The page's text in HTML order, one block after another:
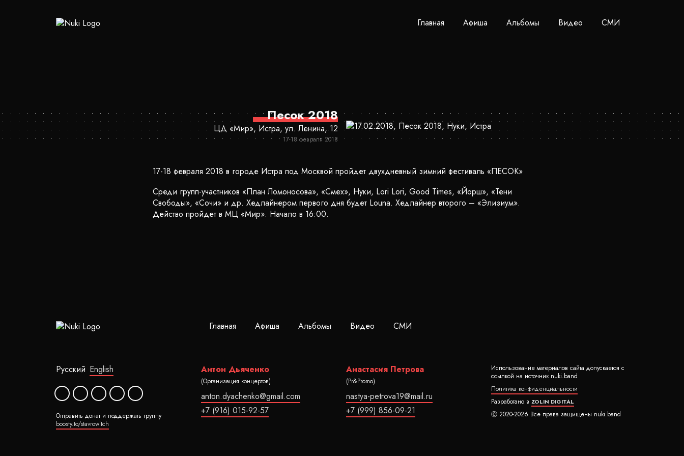
Главная Афиша Альбомы Видео СМИ
Песок 2018
ЦД «Мир», Истра, ул. Ленина, 12
17-18 февраля 2018
17-18 февраля 2018 в городе Истра под Москвой пройдет двухдневный зимний фестиваль «ПЕСОК»
Среди групп-участников «План Ломоносова», «Смех», Нуки, Lori Lori, Good Times, «Йорш», «Тени
Свободы», «Сочи» и др. Хедлайнером первого дня будет Louna. Хедлайнер второго – «Элизиум».
Действо пройдет в МЦ «Мир». Начало в 16:00.
Главная Афиша Альбомы Видео СМИ
Русский English
Отправить донат и поддержать группу
boosty.to/stavrowitch
Антон Дьяченко
(Организация концертов)
anton.dyachenko@gmail.com
+7 (916) 015-92-57
Анастасия Петрова
(Pr&Promo)
nastya-petrova19@mail.ru
+7 (999) 856-09-21
Использование материалов сайта допускается с
ссылкой на источник nuki.band
Политика конфиденциальности
Разработано в ZOLIN DIGITAL
Ⓒ 2020-2026 Все права защищены nuki.band